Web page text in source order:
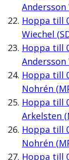
Andersson
Hoppa till
Wiechel
Hoppa till
Andersson
Hoppa till
Nohrén
Hoppa till
Arkelsten
Hoppa till
Nohrén
Hoppa till